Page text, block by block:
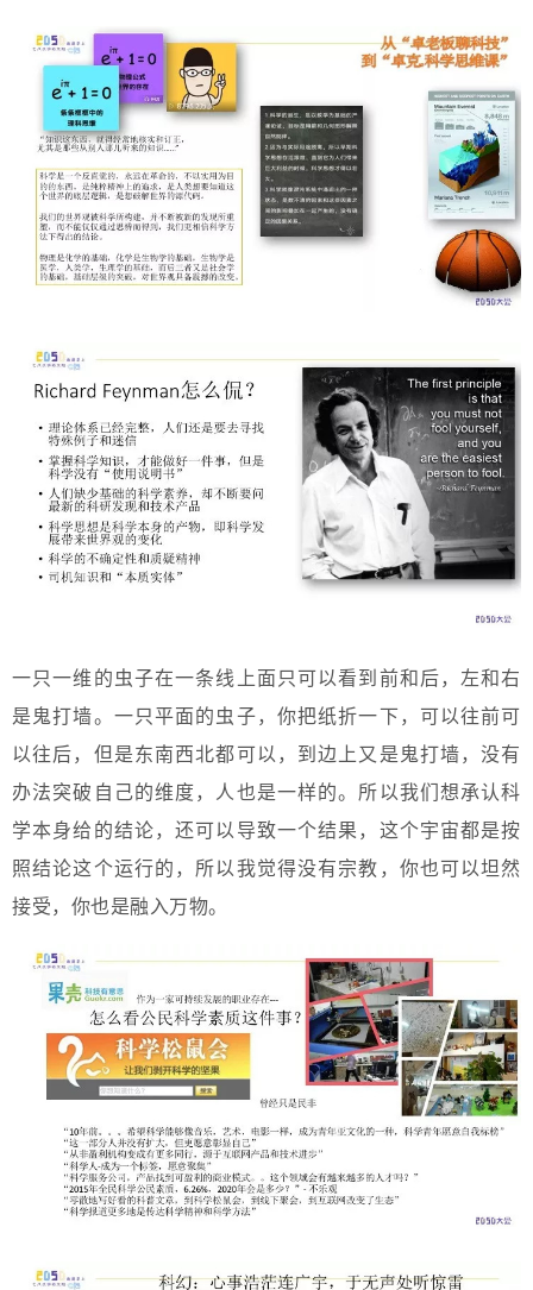
一只一维的虫子在一条线上面只可以看到前和后，左和右
是鬼打墙。一只平面的虫子，你把纸折一下，可以往前可
以往后，但是东南西北都可以，到边上又是鬼打墙，没有
办法突破自己的维度，人也是一样的。所以我们想承认科
学本身给的结论，还可以导致一个结果，这个宇宙都是按
照结论这个运行的，所以我觉得没有宗教，你也可以坦然
接受，你也是融入万物。